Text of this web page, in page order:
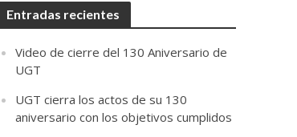
Entradas recientes
Video de cierre del 130 Aniversario de
UGT
UGT cierra los actos de su 130
aniversario con los objetivos cumplidos